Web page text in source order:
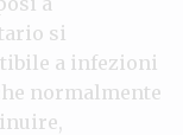
si
a infezioni
normalmente